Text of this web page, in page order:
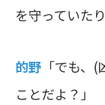
を守っていた
的野 「でも、
ことだよ？」